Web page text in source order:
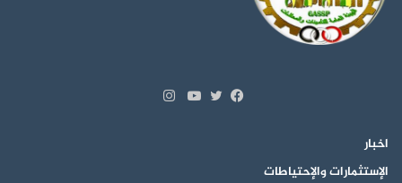
اخبار
الإستثمارات والإحتياطات